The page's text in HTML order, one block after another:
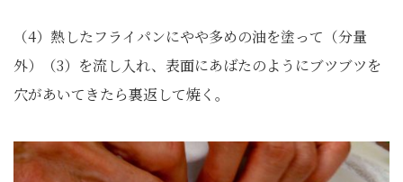
（4）熱したフライパンにやや多めの油を塗って（分量
外）（3）を流し入れ、表面にあばたのようにブツブツを
穴があいてきたら裏返して焼く。